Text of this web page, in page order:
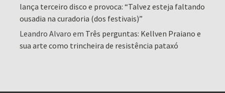
lança terceiro disco e provoca: “Talvez esteja faltando
ousadia na curadoria (dos festivais)”
Leandro Alvaro em Três perguntas: Kellven Praiano e
sua arte como trincheira de resistência pataxó